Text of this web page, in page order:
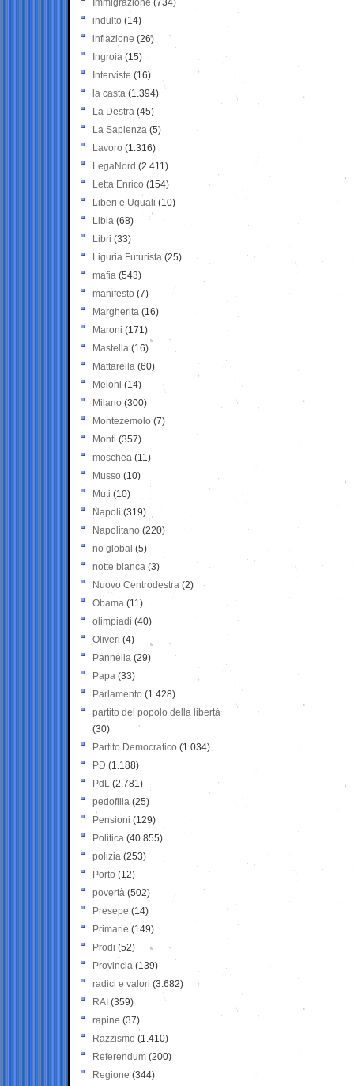
Immigrazione (734)
indulto (14)
inflazione (26)
Ingroia (15)
Interviste (16)
la casta (1.394)
La Destra (45)
La Sapienza (5)
Lavoro (1.316)
LegaNord (2.411)
Letta Enrico (154)
Liberi e Uguali (10)
Libia (68)
Libri (33)
Liguria Futurista (25)
mafia (543)
manifesto (7)
Margherita (16)
Maroni (171)
Mastella (16)
Mattarella (60)
Meloni (14)
Milano (300)
Montezemolo (7)
Monti (357)
moschea (11)
Musso (10)
Muti (10)
Napoli (319)
Napolitano (220)
no global (5)
notte bianca (3)
Nuovo Centrodestra (2)
Obama (11)
olimpiadi (40)
Oliveri (4)
Pannella (29)
Papa (33)
Parlamento (1.428)
partito del popolo della libertà
(30)
Partito Democratico (1.034)
PD (1.188)
PdL (2.781)
pedofilia (25)
Pensioni (129)
Politica (40.855)
polizia (253)
Porto (12)
povertà (502)
Presepe (14)
Primarie (149)
Prodi (52)
Provincia (139)
radici e valori (3.682)
RAI (359)
rapine (37)
Razzismo (1.410)
Referendum (200)
Regione (344)